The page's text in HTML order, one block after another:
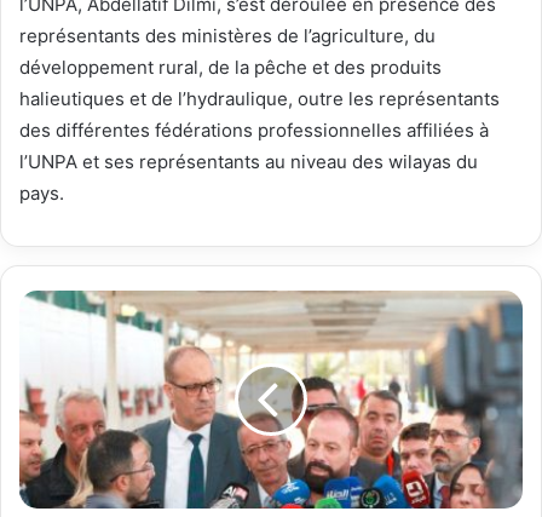
représentants des ministères de l’agriculture, du
développement rural, de la pêche et des produits
halieutiques et de l’hydraulique, outre les représentants
des différentes fédérations professionnelles affiliées à
l’UNPA et ses représentants au niveau des wilayas du
pays.